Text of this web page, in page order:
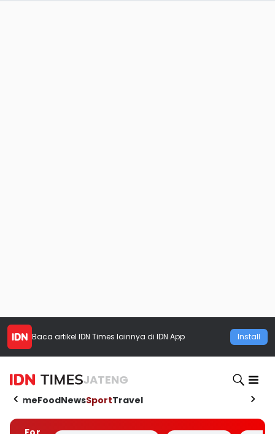
Baca artikel IDN Times lainnya di IDN App Install
JATENG
HomeFoodNewsSportTravel